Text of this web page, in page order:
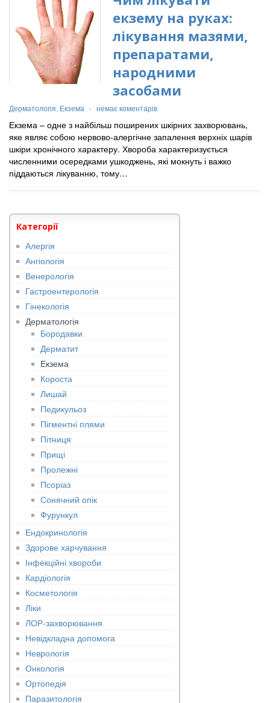
екзему на руках:
лікування мазями,
препаратами,
народними
засобами
Дерматологія, Екзема - немає коментарів
Екзема – одне з найбільш поширених шкірних захворювань,
яке являє собою нервово-алергічне запалення верхніх шарів
шкіри хронічного характеру. Хвороба характеризується
численними осередками ушкоджень, які мокнуть і важко
піддаються лікуванню, тому…
Категорії
Алергія
Ангіологія
Венерологія
Гастроентерологія
Гінекологія
Дерматологія
Бородавки
Дерматит
Екзема
Короста
Лишай
Педикульоз
Пігментні плями
Пітниця
Прищі
Пролежні
Псоріаз
Сонячний опік
Фурункул
Ендокринологія
Здорове харчування
Інфекційні хвороби
Кардіологія
Косметологія
Ліки
ЛОР-захворювання
Невідкладна допомога
Неврологія
Онкологія
Ортопедія
Паразитологія